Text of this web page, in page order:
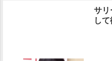
サリ
して